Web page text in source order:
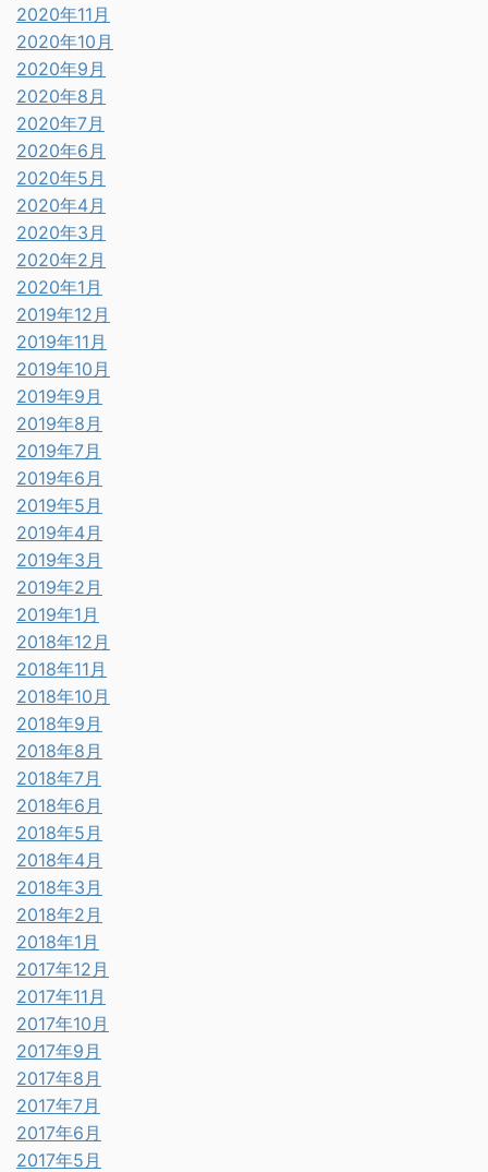
2020年11月
2020年10月
2020年9月
2020年8月
2020年7月
2020年6月
2020年5月
2020年4月
2020年3月
2020年2月
2020年1月
2019年12月
2019年11月
2019年10月
2019年9月
2019年8月
2019年7月
2019年6月
2019年5月
2019年4月
2019年3月
2019年2月
2019年1月
2018年12月
2018年11月
2018年10月
2018年9月
2018年8月
2018年7月
2018年6月
2018年5月
2018年4月
2018年3月
2018年2月
2018年1月
2017年12月
2017年11月
2017年10月
2017年9月
2017年8月
2017年7月
2017年6月
2017年5月